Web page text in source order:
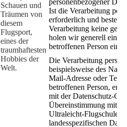
Schauen und
Träumen von
diesem
Flugsport,
eines der
traumhaftesten
Hobbies der
Welt.
personenbezogener
Ist die Verarbeitung
erforderlich und besteht
Verarbeitung keine
holen wir generell eine
betroffenen Person ein.
Die Verarbeitung
beispielsweise des
Mail-Adresse oder
betroffenen Person,
mit der Datenschutz-
Übereinstimmung mit
Ultraleicht-Flugschule
landesspezifischen